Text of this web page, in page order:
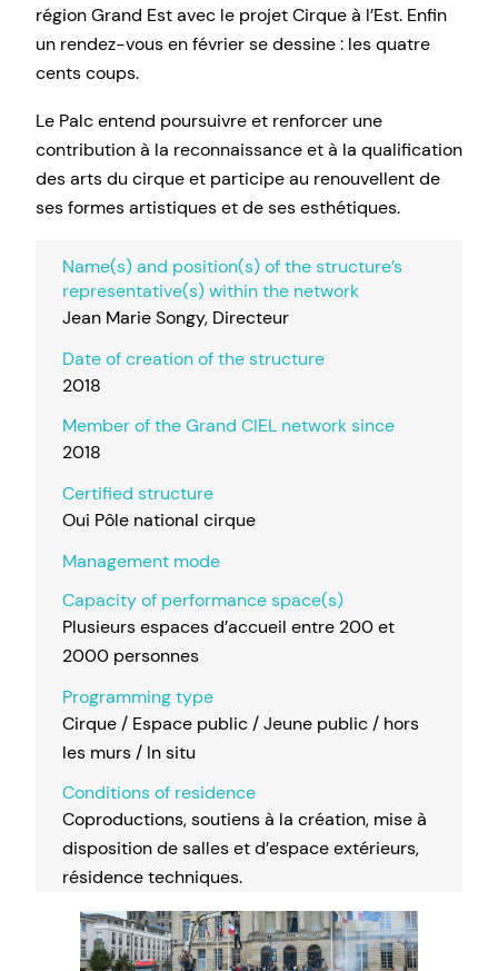
région Grand Est avec le projet Cirque à l’Est. Enfin
un rendez-vous en février se dessine : les quatre
cents coups.
Le Palc entend poursuivre et renforcer une
contribution à la reconnaissance et à la qualification
des arts du cirque et participe au renouvellent de
ses formes artistiques et de ses esthétiques.
Name(s) and position(s) of the structure’s
representative(s) within the network
Jean Marie Songy, Directeur
Date of creation of the structure
2018
Member of the Grand CIEL network since
2018
Certified structure
Oui Pôle national cirque
Management mode
Capacity of performance space(s)
Plusieurs espaces d’accueil entre 200 et
2000 personnes
Programming type
Cirque / Espace public / Jeune public / hors
les murs / In situ
Conditions of residence
Coproductions, soutiens à la création, mise à
disposition de salles et d’espace extérieurs,
résidence techniques.